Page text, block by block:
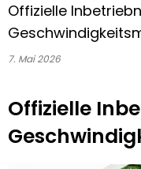
Offizielle
7. Mai 2026
Offizielle